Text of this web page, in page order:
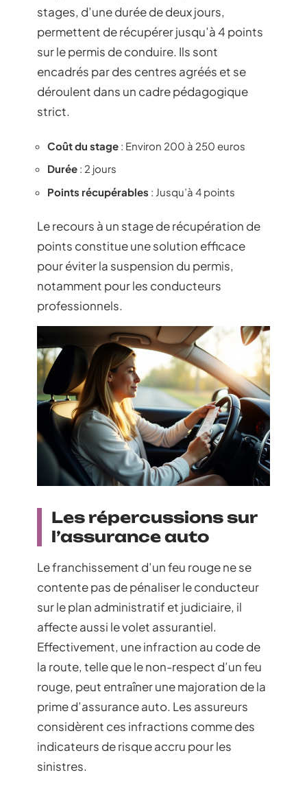
stages, d’une durée de deux jours,
permettent de récupérer jusqu’à 4 points
sur le permis de conduire. Ils sont
encadrés par des centres agréés et se
déroulent dans un cadre pédagogique
strict.
Coût du stage : Environ 200 à 250 euros
Durée : 2 jours
Points récupérables : Jusqu’à 4 points
Le recours à un stage de récupération de
points constitue une solution efficace
pour éviter la suspension du permis,
notamment pour les conducteurs
professionnels.
Les répercussions sur
l’assurance auto
Le franchissement d’un feu rouge ne se
contente pas de pénaliser le conducteur
sur le plan administratif et judiciaire, il
affecte aussi le volet assurantiel.
Effectivement, une infraction au code de
la route, telle que le non-respect d’un feu
rouge, peut entraîner une majoration de la
prime d’assurance auto. Les assureurs
considèrent ces infractions comme des
indicateurs de risque accru pour les
sinistres.